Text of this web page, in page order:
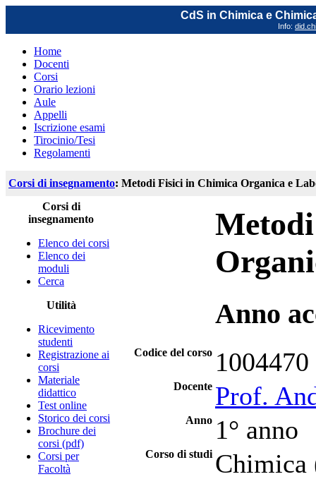
CdS in Chimica e
Info:
Home
Docenti
Corsi
Orario lezioni
Aule
Appelli
Iscrizione esami
Tirocinio/Tesi
Regolamenti
Corsi di insegnamento: Metodi Fisici in Chimica Organica e
Corsi di
insegnamento
Elenco dei corsi
Elenco dei
moduli
Cerca
Utilità
Ricevimento
studenti
Registrazione ai
corsi
Materiale
didattico
Test online
Storico dei corsi
Brochure dei
corsi (pdf)
Corsi per
Facoltà
Anno
Codice del corso 1004470
Docente Prof.
Anno 1° anno
Corso di studi